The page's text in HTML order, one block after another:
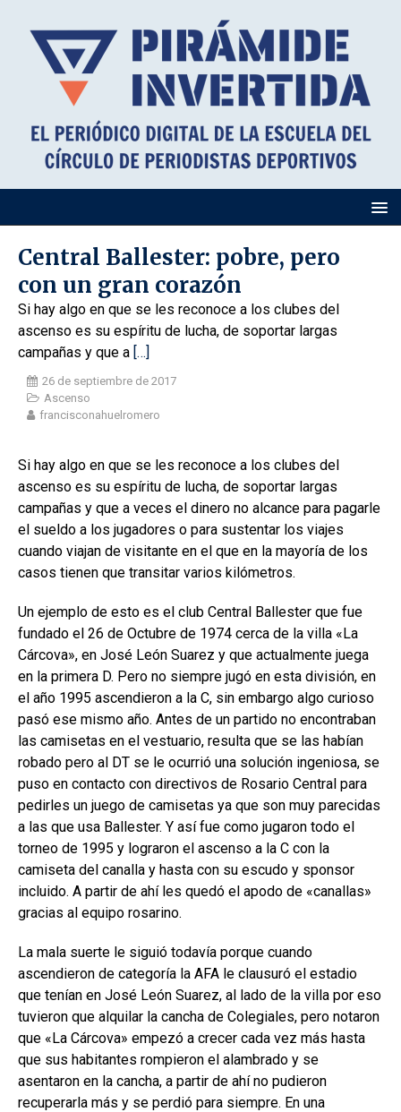
Central Ballester: pobre, pero
con un gran corazón
Si hay algo en que se les reconoce a los clubes del
ascenso es su espíritu de lucha, de soportar largas
campañas y que a […]
26 de septiembre de 2017
Ascenso
francisconahuelromero
Si hay algo en que se les reconoce a los clubes del
ascenso es su espíritu de lucha, de soportar largas
campañas y que a veces el dinero no alcance para pagarle
el sueldo a los jugadores o para sustentar los viajes
cuando viajan de visitante en el que en la mayoría de los
casos tienen que transitar varios kilómetros.
Un ejemplo de esto es el club Central Ballester que fue
fundado el 26 de Octubre de 1974 cerca de la villa «La
Cárcova», en José León Suarez y que actualmente juega
en la primera D. Pero no siempre jugó en esta división, en
el año 1995 ascendieron a la C, sin embargo algo curioso
pasó ese mismo año. Antes de un partido no encontraban
las camisetas en el vestuario, resulta que se las habían
robado pero al DT se le ocurrió una solución ingeniosa, se
puso en contacto con directivos de Rosario Central para
pedirles un juego de camisetas ya que son muy parecidas
a las que usa Ballester. Y así fue como jugaron todo el
torneo de 1995 y lograron el ascenso a la C con la
camiseta del canalla y hasta con su escudo y sponsor
incluido. A partir de ahí les quedó el apodo de «canallas»
gracias al equipo rosarino.
La mala suerte le siguió todavía porque cuando
ascendieron de categoría la AFA le clausuró el estadio
que tenían en José León Suarez, al lado de la villa por eso
tuvieron que alquilar la cancha de Colegiales, pero notaron
que «La Cárcova» empezó a crecer cada vez más hasta
que sus habitantes rompieron el alambrado y se
asentaron en la cancha, a partir de ahí no pudieron
recuperarla más y se perdió para siempre. En una